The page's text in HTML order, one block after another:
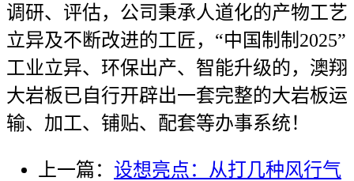
调研、评估，公司秉承人道化的产物工艺
立异及不断改进的工匠，“中国制制2025”
工业立异、环保出产、智能升级的，澳翔
大岩板已自行开辟出一套完整的大岩板运
输、加工、铺贴、配套等办事系统！
上一篇： 设想亮点：从打几种风行气